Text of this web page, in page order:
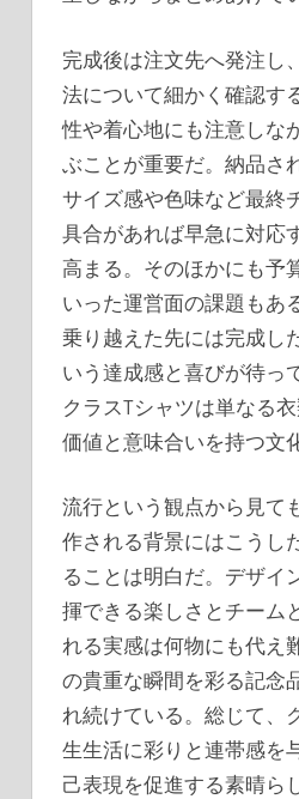
完成後は注文先へ発注し
法について細かく確認す
性や着心地にも注意しな
ぶことが重要だ。納品さ
サイズ感や色味など最終
具合があれば早急に対応
高まる。そのほかにも予
いった運営面の課題もあ
乗り越えた先には完成し
いう達成感と喜びが待っ
クラスTシャツは単なる
価値と意味合いを持つ文
流行という観点から見て
作される背景にはこうし
ることは明白だ。デザイ
揮できる楽しさとチーム
れる実感は何物にも代え
の貴重な瞬間を彩る記念
れ続けている。総じて、
生生活に彩りと連帯感を
己表現を促進する素晴ら